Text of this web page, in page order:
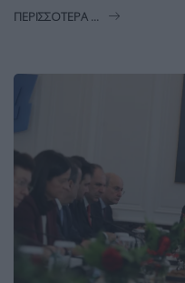
ΠΕΡΙΣΣΌΤΕΡΑ ...